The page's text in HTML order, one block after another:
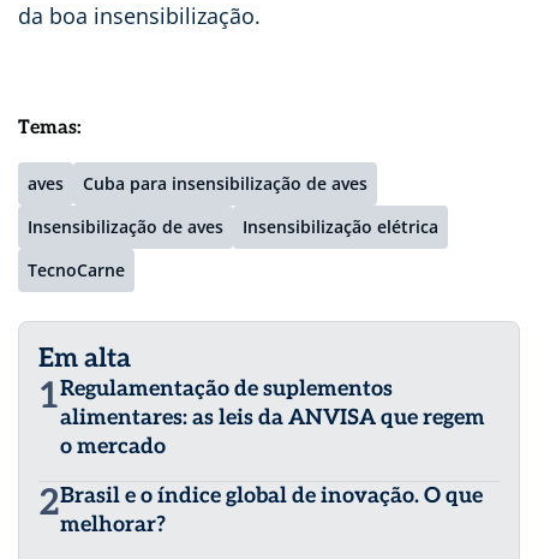
da boa insensibilização.
Temas:
aves
Cuba para insensibilização de aves
Insensibilização de aves
Insensibilização elétrica
TecnoCarne
Em alta
1Regulamentação de suplementos
alimentares: as leis da ANVISA que regem
o mercado
2Brasil e o índice global de inovação. O que
melhorar?